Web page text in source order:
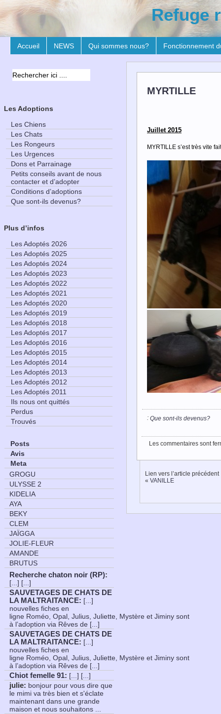
Refuge
Accueil NEWS Qui sommes nous? Fonctionnement
MYRTILLE
Juillet 2015
MYRTILLE s’est très vite
: Que sont-ils devenus?
Les commentaires sont
Lien vers l’article précédent
« VANILLE
Les Adoptions
Les Chiens
Les Chats
Les Rongeurs
Les Urgences
Dons et Parrainage
Petits conseils avant de nous
contacter et d’adopter
Conditions d’adoptions
Que sont-ils devenus?
Plus d’infos
Les Adoptés 2026
Les Adoptés 2025
Les Adoptés 2024
Les Adoptés 2023
Les Adoptés 2022
Les Adoptés 2021
Les Adoptés 2020
Les Adoptés 2019
Les Adoptés 2018
Les Adoptés 2017
Les Adoptés 2016
Les Adoptés 2015
Les Adoptés 2014
Les Adoptés 2013
Les Adoptés 2012
Les Adoptés 2011
Ils nous ont quittés
Perdus
Trouvés
Posts
Avis
Meta
GROGU
ULYSSE 2
KIDELIA
AYA
BEKY
CLEM
JAÏGGA
JOLIE-FLEUR
AMANDE
BRUTUS
Recherche chaton noir (RP):
[...] [...]
SAUVETAGES DE CHATS DE
LA MALTRAITANCE: [...]
nouvelles fiches en
ligne Roméo, Opal, Julius, Juliette, Mystère et Jiminy sont
à l’adoption via Rêves de [...]
SAUVETAGES DE CHATS DE
LA MALTRAITANCE: [...]
nouvelles fiches en
ligne Roméo, Opal, Julius, Juliette, Mystère et Jiminy sont
à l’adoption via Rêves de [...]
Chiot femelle 91: [...] [...]
julie: bonjour pour vous dire que
le mimi va très bien et s'éclate
maintenant dans une grande
maison et nous souhaitons ...